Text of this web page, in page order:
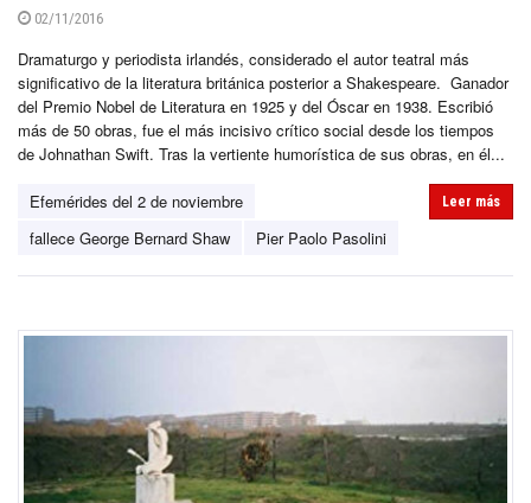
02/11/2016
Dramaturgo y periodista irlandés, considerado el autor teatral más
significativo de la literatura británica posterior a Shakespeare. Ganador
del Premio Nobel de Literatura en 1925 y del Óscar en 1938. Escribió
más de 50 obras, fue el más incisivo crítico social desde los tiempos
de Johnathan Swift. Tras la vertiente humorística de sus obras, en él...
Efemérides del 2 de noviembre
fallece George Bernard Shaw
Pier Paolo Pasolini
Leer más